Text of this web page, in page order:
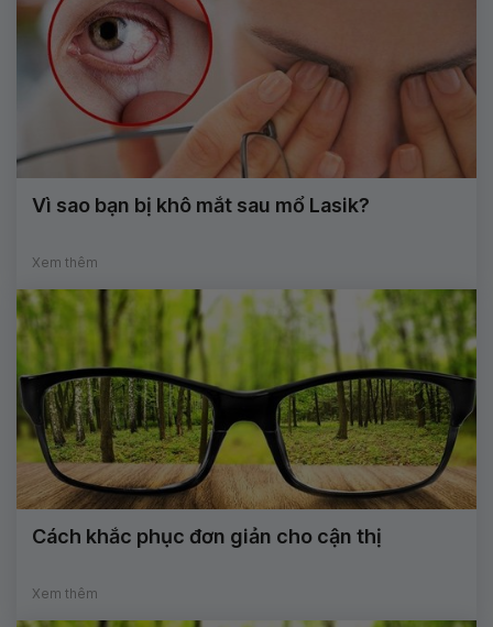
Vì sao bạn bị khô mắt sau mổ Lasik?
Xem thêm
Cách khắc phục đơn giản cho cận thị
Xem thêm